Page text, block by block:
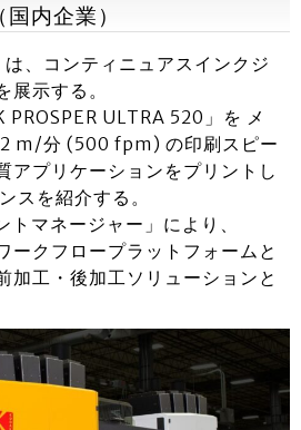
内企業）
は、コンティニュアスインクジ
展示する。
ULTRA 520」を メ
m/分 (500 fpm) の印刷スピー
アプリケーションをプリントし
スを紹介する。
マネージャー」により、
ークフロープラットフォームと
加工・後加工ソリューションと